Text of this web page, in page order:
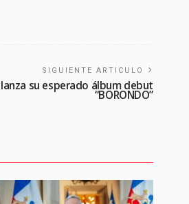
SIGUIENTE ARTICULO
su esperado álbum debut
“BORONDO”